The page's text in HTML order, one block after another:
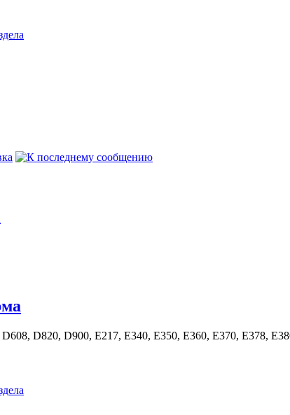
D820, D900, E217, E340, E350, E360, E370, E378,